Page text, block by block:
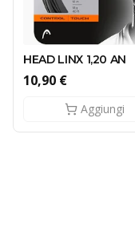
HEAD LINX 1,20 AN
10,90 €
Aggiungi